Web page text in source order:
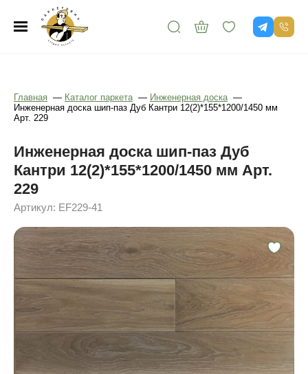
Главная — Каталог паркета — Инженерная доска —
Инженерная доска шип-паз Дуб Кантри 12(2)*155*1200/1450 мм
Арт. 229
Инженерная доска шип-паз Дуб
Кантри 12(2)*155*1200/1450 мм Арт.
229
Артикул: EF229-41